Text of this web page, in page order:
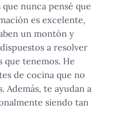
nunca pensé que
es excelente,
un montón y
a resolver
que tenemos. He
de cocina que no
Además, te ayudan a
siendo tan